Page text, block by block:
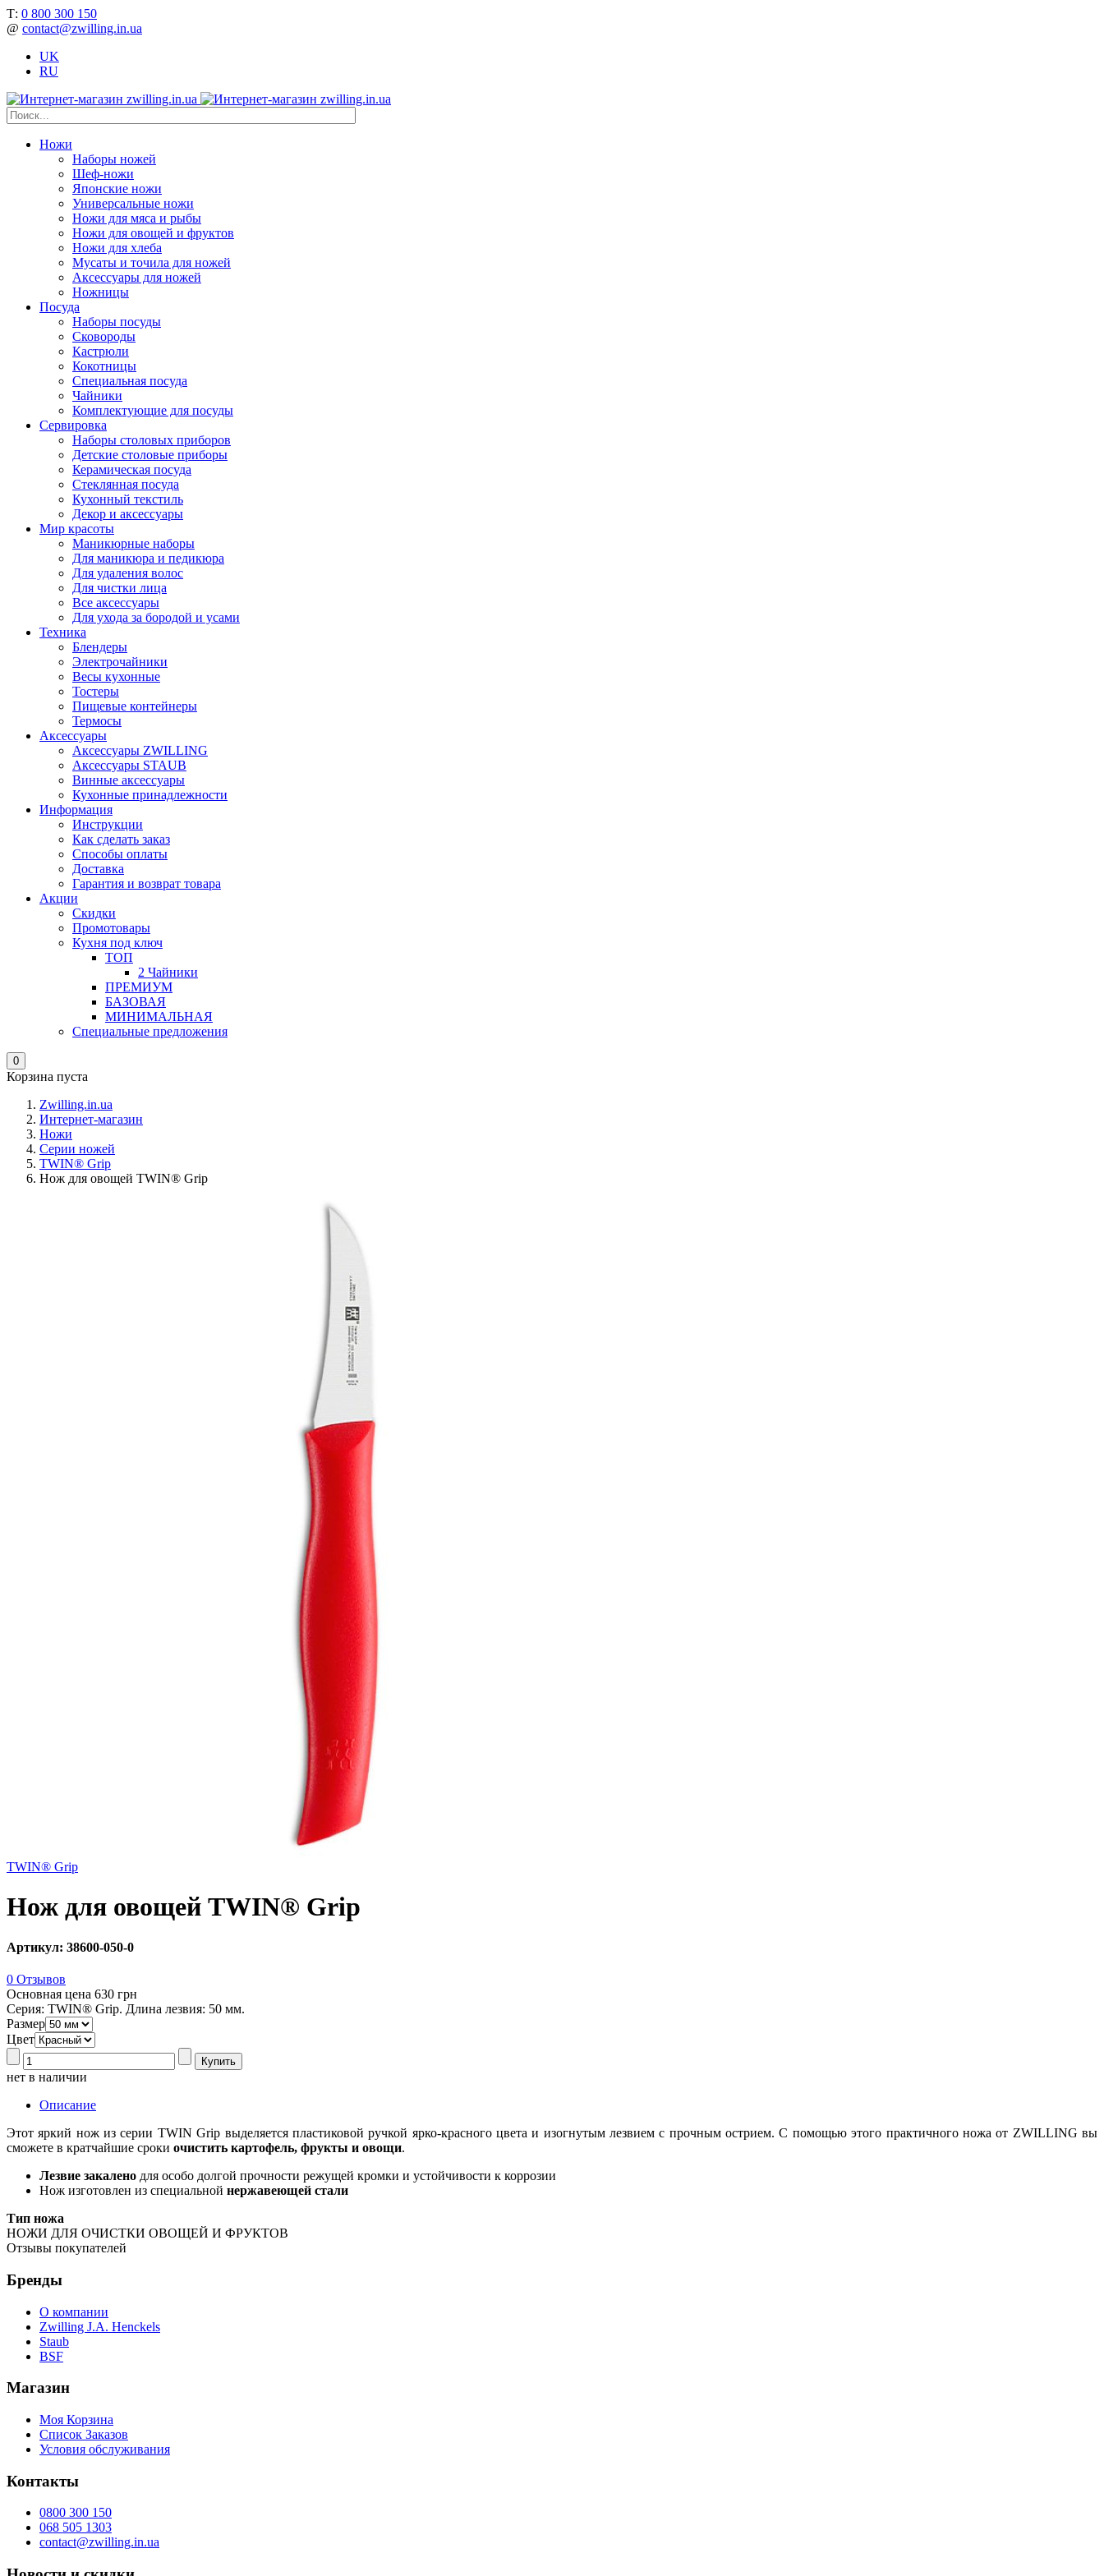
Т: 0 800 300 150
@ contact@zwilling.in.ua
UK
RU
Ножи
Наборы ножей
Шеф-ножи
Японские ножи
Универсальные ножи
Ножи для мяса и рыбы
Ножи для овощей и фруктов
Ножи для хлеба
Мусаты и точила для ножей
Аксессуары для ножей
Ножницы
Посуда
Наборы посуды
Сковороды
Кастрюли
Кокотницы
Специальная посуда
Чайники
Комплектующие для посуды
Сервировка
Наборы столовых приборов
Детские столовые приборы
Керамическая посуда
Стеклянная посуда
Кухонный текстиль
Декор и аксессуары
Мир красоты
Маникюрные наборы
Для маникюра и педикюра
Для удаления волос
Для чистки лица
Все аксессуары
Для ухода за бородой и усами
Техника
Блендеры
Электрочайники
Весы кухонные
Тостеры
Пищевые контейнеры
Термосы
Аксессуары
Аксессуары ZWILLING
Аксессуары STAUB
Винные аксессуары
Кухонные принадлежности
Информация
Инструкции
Как сделать заказ
Способы оплаты
Доставка
Гарантия и возврат товара
Акции
Скидки
Промотовары
Кухня под ключ
ТОП
2 Чайники
ПРЕМИУМ
БАЗОВАЯ
МИНИМАЛЬНАЯ
Специальные предложения
0
Корзина пуста
Zwilling.in.ua
Интернет-магазин
Ножи
Серии ножей
TWIN® Grip
Нож для овощей TWIN® Grip
TWIN® Grip
Нож для овощей TWIN® Grip
Артикул: 38600-050-0
0 Отзывов
Основная цена 630 грн
Серия: TWIN® Grip. Длина лезвия: 50 мм.
Размер
Цвет
нет в наличии
Описание
Этот яркий нож из серии TWIN Grip выделяется пластиковой ручкой ярко-красного цвета и изогнутым лезвием с прочным острием. С помощью этого практичного ножа от ZWILLING вы
сможете в кратчайшие сроки очистить картофель, фрукты и овощи.
Лезвие закалено для особо долгой прочности режущей кромки и устойчивости к коррозии
Нож изготовлен из специальной нержавеющей стали
Тип ножа
НОЖИ ДЛЯ ОЧИСТКИ ОВОЩЕЙ И ФРУКТОВ
Отзывы покупателей
Бренды
О компании
Zwilling J.A. Henckels
Staub
BSF
Магазин
Моя Корзина
Список Заказов
Условия обслуживания
Контакты
0800 300 150
068 505 1303
contact@zwilling.in.ua